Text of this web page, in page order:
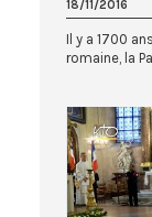
18/11/2016
Il y a 1700
romaine, la